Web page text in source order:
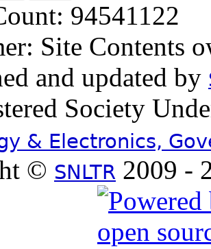
94541122
Site Contents
and updated by
Society
& Electronics,
© SNLTR 2009 -